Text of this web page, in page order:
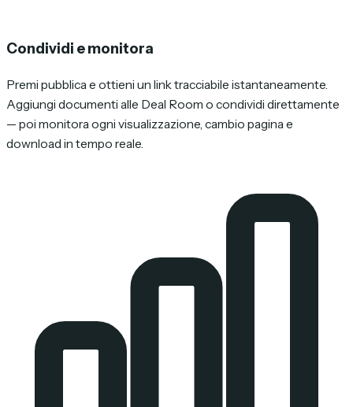
Condividi e monitora
Premi pubblica e ottieni un link tracciabile istantaneamente.
Aggiungi documenti alle Deal Room o condividi direttamente
— poi monitora ogni visualizzazione, cambio pagina e
download in tempo reale.